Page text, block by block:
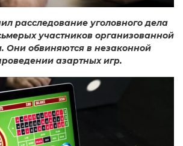
расследование уголовного дела
участников организованной
Они обвиняются в незаконной
азартных игр.